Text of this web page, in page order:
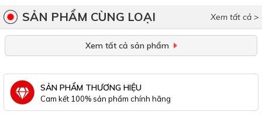
Xem tất cả >
SẢN PHẨM CÙNG LOẠI
Xem tất cả sản phẩm
SẢN PHẨM THƯƠNG HIỆU
Cam kết 100% sản phẩm chính hãng